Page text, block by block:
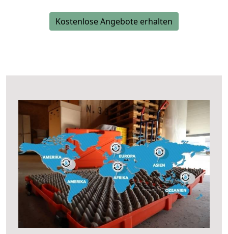
Kostenlose Angebote erhalten